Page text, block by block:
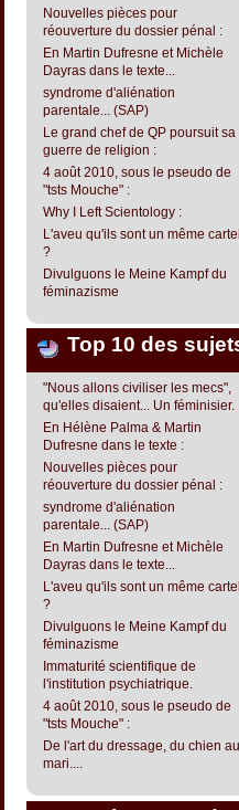
Nouvelles pièces pour
réouverture du dossier pénal :
En Martin Dufresne et Michèle
Dayras dans le texte...
syndrome d'aliénation
parentale... (SAP)
Le grand chef de QP poursuit sa
guerre de religion :
4 août 2010, sous le pseudo de
"tsts Mouche" :
Why I Left Scientology :
L'aveu qu'ils sont un même cartel
?
Divulguons le Meine Kampf du
féminazisme
Top 10 des
"Nous allons civiliser les mecs",
qu'elles disaient... Un féminisier.
En Hélène Palma & Martin
Dufresne dans le texte :
Nouvelles pièces pour
réouverture du dossier pénal :
syndrome d'aliénation
parentale... (SAP)
En Martin Dufresne et Michèle
Dayras dans le texte...
L'aveu qu'ils sont un même cartel
?
Divulguons le Meine Kampf du
féminazisme
Immaturité scientifique de
l'institution psychiatrique.
4 août 2010, sous le pseudo de
"tsts Mouche" :
De l'art du dressage, du chien au
mari....